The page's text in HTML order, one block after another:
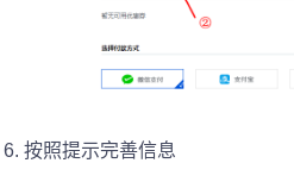
6. 按照提示完善信息